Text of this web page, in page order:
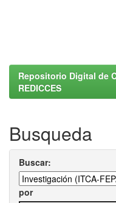
Repositorio Digital de
REDICCES
Busqueda
Buscar:
por